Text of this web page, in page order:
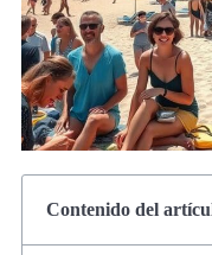
Contenido del